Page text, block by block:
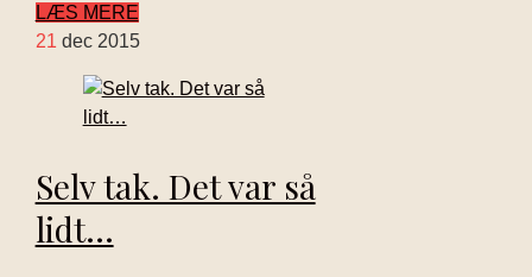
LÆS MERE
21 dec 2015
Selv tak. Det var så
lidt…